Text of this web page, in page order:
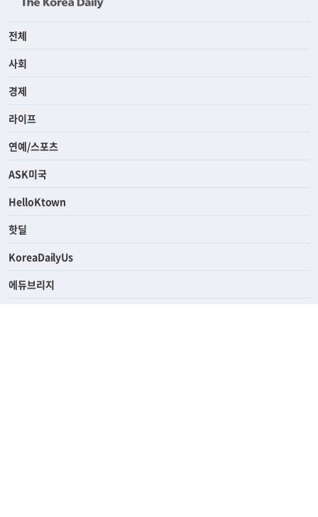
전체
사회
경제
라이프
연예/스포츠
ASK미국
HelloKtown
핫딜
KoreaDailyUs
에듀브리지